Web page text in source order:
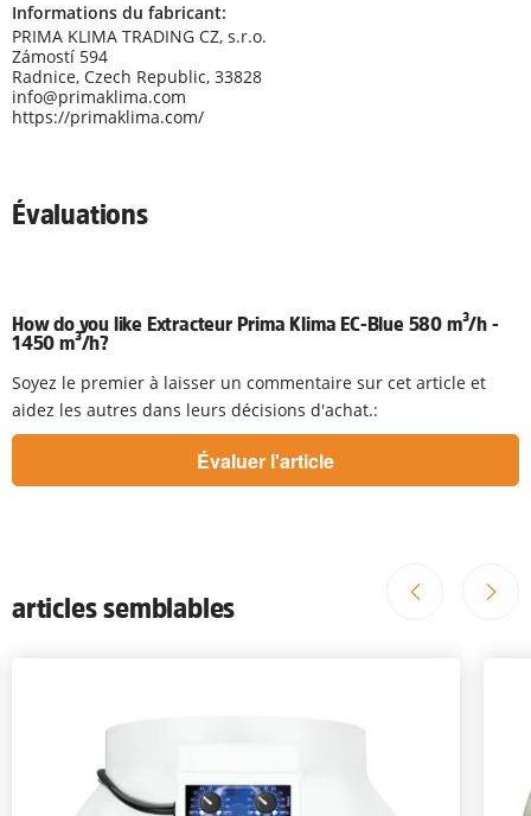
Informations du fabricant:
PRIMA KLIMA TRADING CZ, s.r.o.
Zámostí 594
Radnice, Czech Republic, 33828
info@primaklima.com
https://primaklima.com/
Évaluations
How do you like Extracteur Prima Klima EC-Blue 580 m³/h -
1450 m³/h?
Soyez le premier à laisser un commentaire sur cet article et
aidez les autres dans leurs décisions d'achat.:
articles semblables